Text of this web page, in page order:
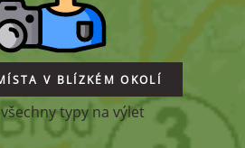
V BLÍZKÉM OKOLÍ
typy na výlet